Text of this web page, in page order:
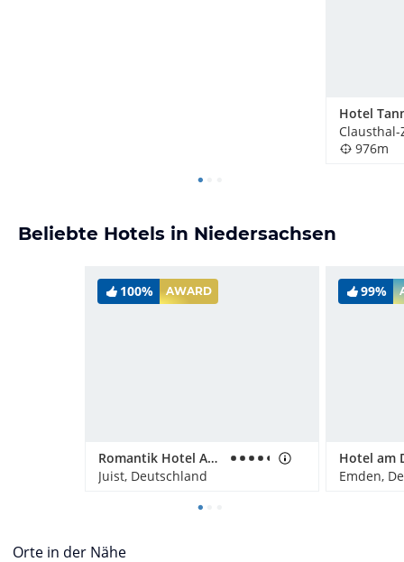
Hotel
976m
Beliebte Hotels in Niedersachsen
100% AWARD
Romantik Hotel Achterdiek
Juist, Deutschland
99%
Hotel am
Emden,
Orte in der Nähe